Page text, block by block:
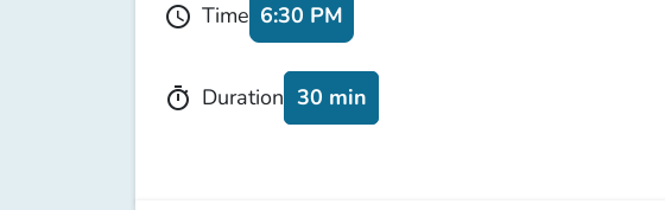
schedule Time 6:30 PM
timer Duration 30 min